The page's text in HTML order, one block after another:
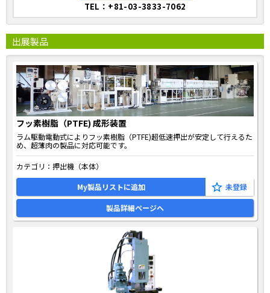
TEL：+81-03-3833-7062
出展製品
フッ素樹脂（PTFE) 成形装置
ラム駆動電動式によりフッ素樹脂（PTFE)超低速押出が安定して行えるた
め、超薄肉の製品に対応可能です。
カテゴリ： 押出機（本体）
My製品リストに追加
製品詳細ページへ